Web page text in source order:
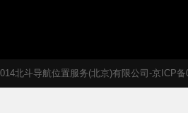
北斗导航位置服务(北京)有限公司-京ICP